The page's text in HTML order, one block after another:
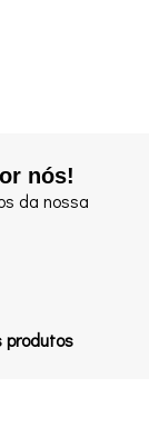
nós!
da nossa
produtos